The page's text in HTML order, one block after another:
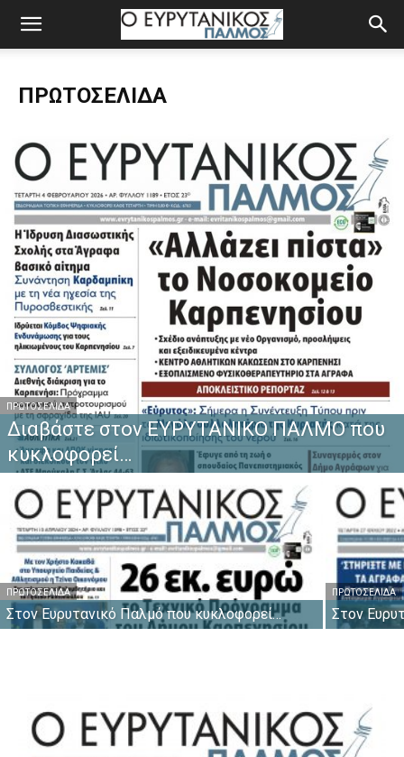
ΠΡΩΤΟΣΈΛΙΔΑ
ΠΡΩΤΟΣΈΛΙΔΑ
Διαβάστε στον ΕΥΡΥΤΑΝΙΚΟ ΠΑΛΜΟ που
κυκλοφορεί…
ΠΡΩΤΟΣΈΛΙΔΑ
Στον Ευρυτανικό Παλμό που κυκλοφορεί…
ΠΡΩΤΟΣΈΛΙΔΑ
Στον